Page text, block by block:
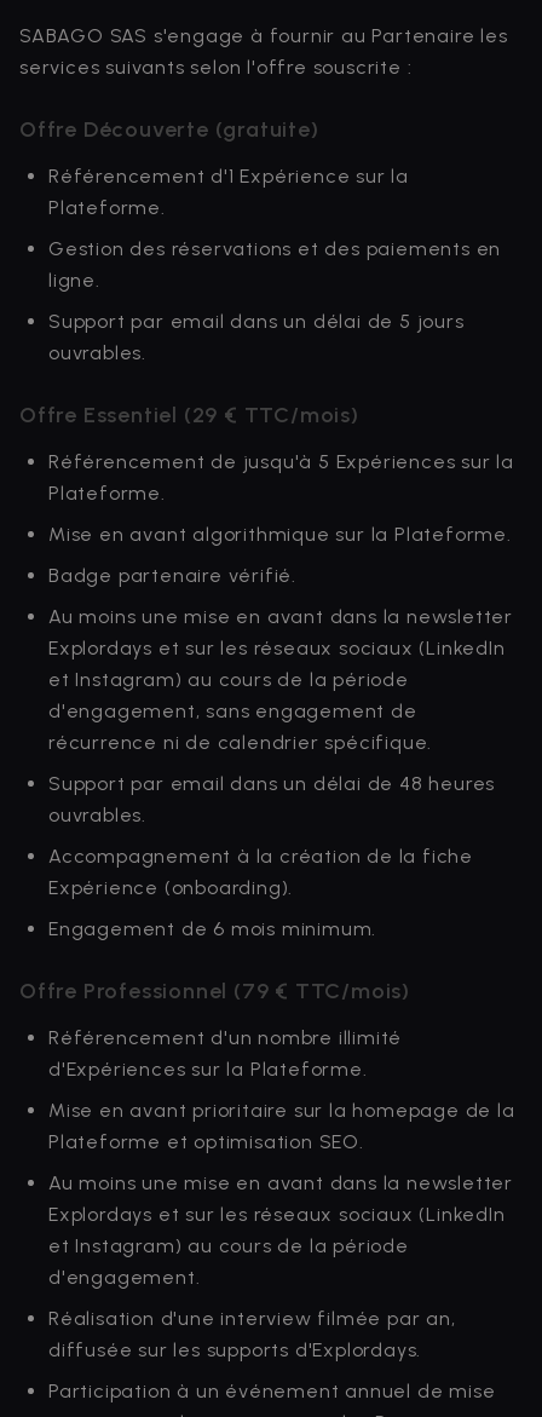
SABAGO SAS s'engage à fournir au Partenaire les
services suivants selon l'offre souscrite :
Offre Découverte (gratuite)
Référencement d'1 Expérience sur la
Plateforme.
Gestion des réservations et des paiements en
ligne.
Support par email dans un délai de 5 jours
ouvrables.
Offre Essentiel (29 € TTC/mois)
Référencement de jusqu'à 5 Expériences sur la
Plateforme.
Mise en avant algorithmique sur la Plateforme.
Badge partenaire vérifié.
Au moins une mise en avant dans la newsletter
Explordays et sur les réseaux sociaux (LinkedIn
et Instagram) au cours de la période
d'engagement, sans engagement de
récurrence ni de calendrier spécifique.
Support par email dans un délai de 48 heures
ouvrables.
Accompagnement à la création de la fiche
Expérience (onboarding).
Engagement de 6 mois minimum.
Offre Professionnel (79 € TTC/mois)
Référencement d'un nombre illimité
d'Expériences sur la Plateforme.
Mise en avant prioritaire sur la homepage de la
Plateforme et optimisation SEO.
Au moins une mise en avant dans la newsletter
Explordays et sur les réseaux sociaux (LinkedIn
et Instagram) au cours de la période
d'engagement.
Réalisation d'une interview filmée par an,
diffusée sur les supports d'Explordays.
Participation à un événement annuel de mise